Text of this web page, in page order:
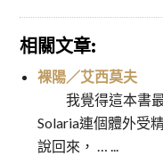
相關文章:
裸陽／艾西莫夫
我覺得這本書最
Solaria連個體外受
說回來， … ...